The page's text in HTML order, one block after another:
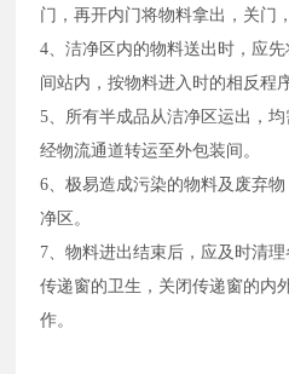
门，再开内门将物料拿出，关门
4、洁净区内的物料送出时，应
间站内，按物料进入时的相反程
5、所有半成品从洁净区运出，
经物流通道转运至外包装间。
6、极易造成污染的物料及废弃
净区。
7、物料进出结束后，应及时清
传递窗的卫生，关闭传递窗的内
作。